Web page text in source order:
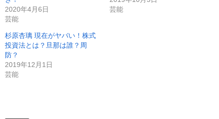
2020年4月6日
芸能
芸能
杉原杏璃 現在がヤバい！株式
投資法とは？旦那は誰？周
防？
2019年12月1日
芸能